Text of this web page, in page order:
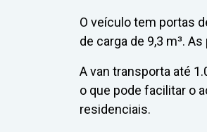
O veículo tem portas
de carga de 9,3 m³.
A van transporta até
o que pode facilitar o
residenciais.